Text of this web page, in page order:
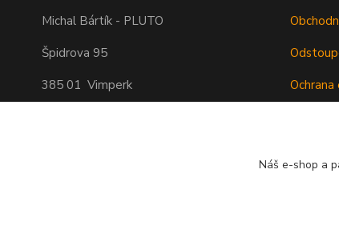
Michal Bártík - PLUTO
Špidrova 95
385 01 Vimperk
Ochrana
Náš e-shop a